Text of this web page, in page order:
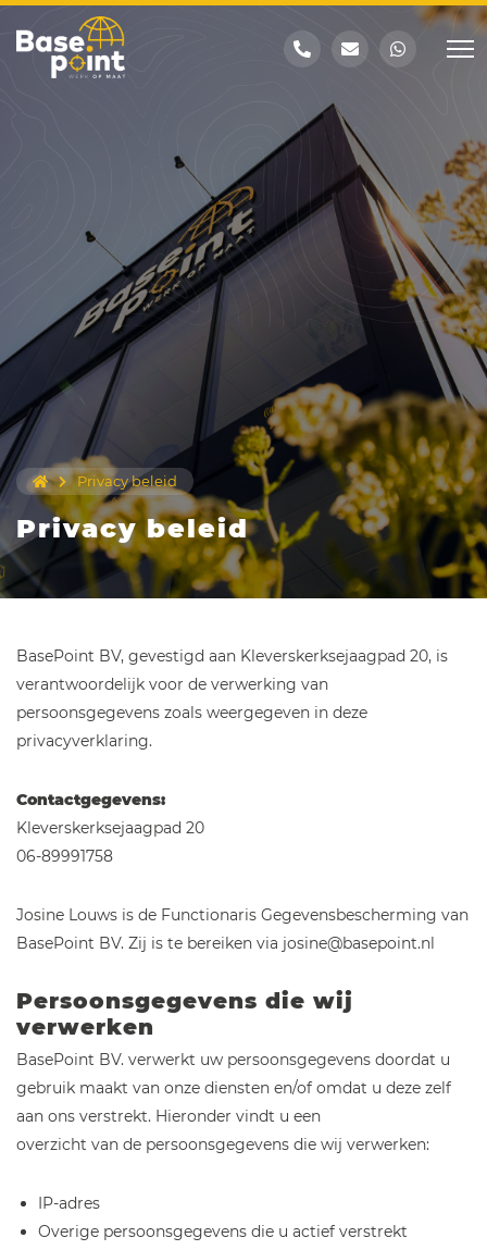
Privacy beleid
Privacy beleid
BasePoint BV, gevestigd aan Kleverskerksejaagpad 20, is
verantwoordelijk voor de verwerking van
persoonsgegevens zoals weergegeven in deze
privacyverklaring.
Contactgegevens:
Kleverskerksejaagpad 20
06-89991758
Josine Louws is de Functionaris Gegevensbescherming van
BasePoint BV. Zij is te bereiken via josine@basepoint.nl
Persoonsgegevens die wij
verwerken
BasePoint BV. verwerkt uw persoonsgegevens doordat u
gebruik maakt van onze diensten en/of omdat u deze zelf
aan ons verstrekt. Hieronder vindt u een
overzicht van de persoonsgegevens die wij verwerken:
IP-adres
Overige persoonsgegevens die u actief verstrekt